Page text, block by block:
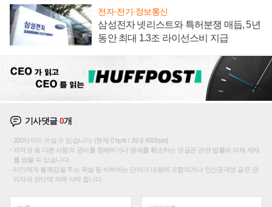
전자·전기·정보통신
삼성전자 넷리스트와 특허분쟁 매듭, 5년
동안 최대 1.3조 라이선스비 지급
기사댓글0개
200자까지 쓰실 수 있습니다. (현재 0 byte / 최대 400byte)
저작권 등 다른 사람의 권리를 침해하거나 명예를 훼손하는 댓글은 관련 법률에 의해 제재
를 받을 수 있습니다.
타인에게 불쾌감을 주는 욕설 등 비하하는 단어가 내용에 포함되거나 인신공격성 글은 관
리자의 판단에 의해 삭제 합니다.